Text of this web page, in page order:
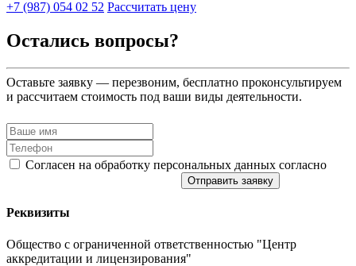
+7 (987) 054 02 52 Рассчитать цену
Остались вопросы?
Оставьте заявку — перезвоним, бесплатно проконсультируем
и рассчитаем стоимость под ваши виды деятельности.
Согласен на обработку персональных данных согласно
Отправить заявку
Реквизиты
Общество с ограниченной ответственностью "Центр
аккредитации и лицензирования"